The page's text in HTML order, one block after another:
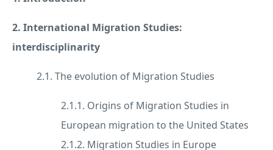
2. International Migration Studies:
interdisciplinarity
2.1. The evolution of Migration Studies
2.1.1. Origins of Migration Studies in
European migration to the United States
2.1.2. Migration Studies in Europe